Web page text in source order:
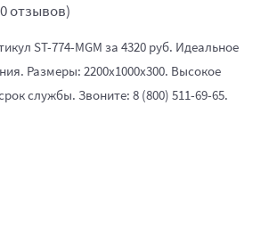
отзывов)
ST-774-MGM за 4320 руб. Идеальное
Размеры: 2200x1000x300. Высокое
службы. Звоните: 8 (800) 511-69-65.